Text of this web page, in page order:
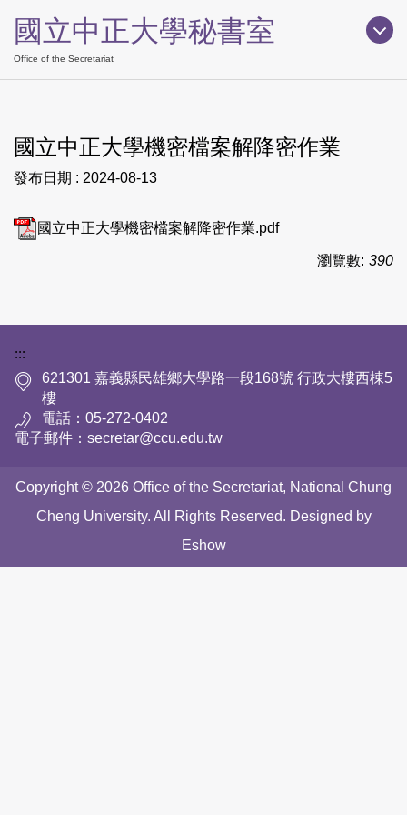
到
主
要
區
國立中正大學秘書室
Office of the Secretariat
國立中正大學機密檔案解降密作業
發布日期 : 2024-08-13
國立中正大學機密檔案解降密作業.pdf
瀏覽數: 390
:::
621301 嘉義縣民雄鄉大學路一段168號 行政大樓西棟5
樓
電話：05-272-0402
電子郵件：secretar@ccu.edu.tw
Copyright © 2026 Office of the Secretariat, National Chung
Cheng University. All Rights Reserved. Designed by
Eshow